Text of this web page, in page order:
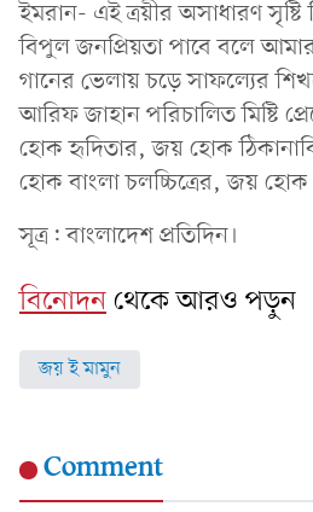
ইমরান- এই ত্রয়ীর অসাধারণ সৃষ্টি
বিপুল জনপ্রিয়তা পাবে বলে
গানের ভেলায় চড়ে সাফল্যের
আরিফ জাহান পরিচালিত মিষ্টি
হোক হৃদিতার, জয় হোক
হোক বাংলা চলচ্চিত্রের, জয় হোক
সূত্র: বাংলাদেশ প্রতিদিন।
বিনোদনথেকে আরও পড়ুন
জয় ই মামুন
Comment